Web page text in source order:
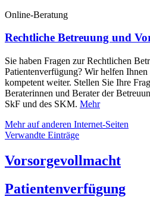
Online-Beratung
Rechtliche Betreuung und
Sie haben Fragen zur Rechtlichen
Patientenverfügung? Wir helfen
kompetent weiter. Stellen Sie Ihre
Beraterinnen und Berater der
SkF und des SKM. Mehr
Mehr auf anderen Internet-Seiten
Beratung für Ehrenamtliche und
einer Rechtlichen Betreuung
Verwandte Einträge
Vorsorgevollmacht
Patientenverfügung